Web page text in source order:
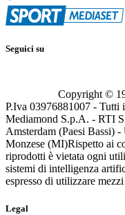
Seguici su
Copyright ©
P.Iva 03976881007 -
Mediamond S.p.A. - RTI
Amsterdam (Paesi Bassi)
Monzese (MI)Rispetto ai
riprodotti è vietata ogni
sistemi di intelligenza
espresso di utilizzare
Legal